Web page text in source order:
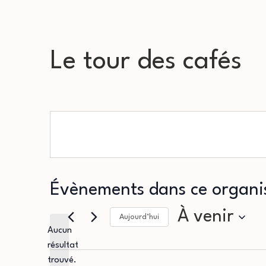
Le tour des cafés
Évènements dans ce
Notice
Aucun
résultat
trouvé.
Aujourd’hui À venir